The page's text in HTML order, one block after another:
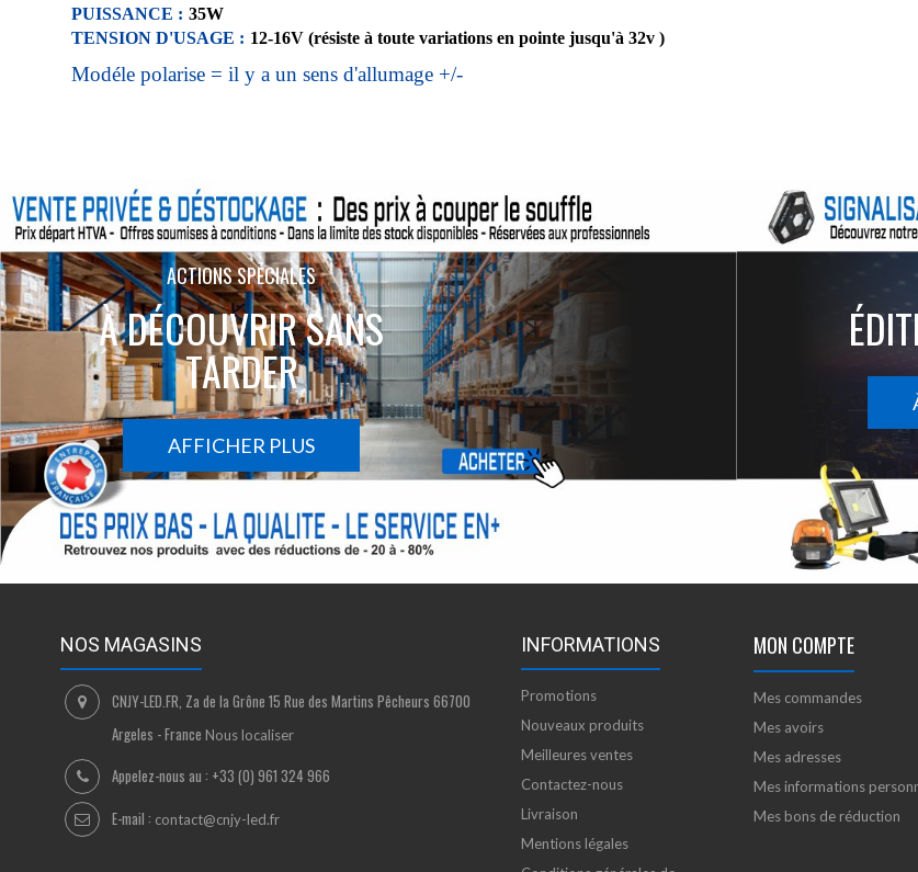
PUISSANCE : 35W
TENSION D'USAGE : 12-16V (résiste à toute variations en pointe jusqu'à 32v )
Modéle polarise = il y a un sens d'allumage +/-
ACTIONS SPÉCIALES
À DÉCOUVRIR SANS
TARDER
AFFICHER PLUS
NOS MAGASINS
CNJY-LED.FR, Za de la Grône 15 Rue des Martins Pêcheurs 66700
Argeles - France Nous localiser
Appelez-nous au : +33 (0) 961 324 966
E-mail : contact@cnjy-led.fr
INFORMATIONS
Promotions
Nouveaux produits
Meilleures ventes
Contactez-nous
Livraison
Mentions légales
MON COMPTE
Mes commandes
Mes avoirs
Mes adresses
Mes informations
Mes bons de réduction